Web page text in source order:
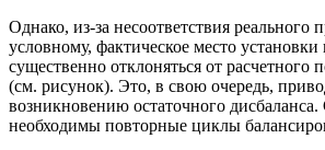
Однако, из-за несоответствия реального
условному, фактическое место установки
существенно отклоняться от расчетного
(см. рисунок). Это, в свою очередь,
возникновению остаточного дисбаланса.
необходимы повторные циклы